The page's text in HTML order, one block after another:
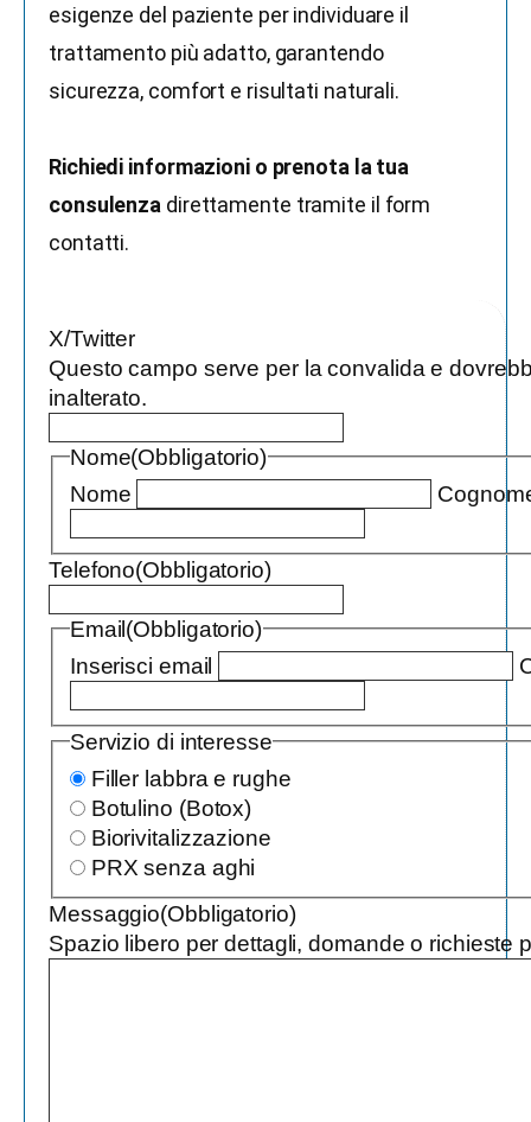
esigenze del paziente per individuare il
trattamento più adatto, garantendo
sicurezza, comfort e risultati naturali.
Richiedi informazioni o prenota la tua
consulenza direttamente tramite il form
contatti.
X/Twitter
Questo campo serve per la convalida e
inalterato.
Nome(Obbligatorio)
Nome
Telefono(Obbligatorio)
Email(Obbligatorio)
Inserisci email
Servizio di interesse
Filler labbra e rughe
Botulino (Botox)
Biorivitalizzazione
PRX senza aghi
Messaggio(Obbligatorio)
Spazio libero per dettagli, domande o richieste